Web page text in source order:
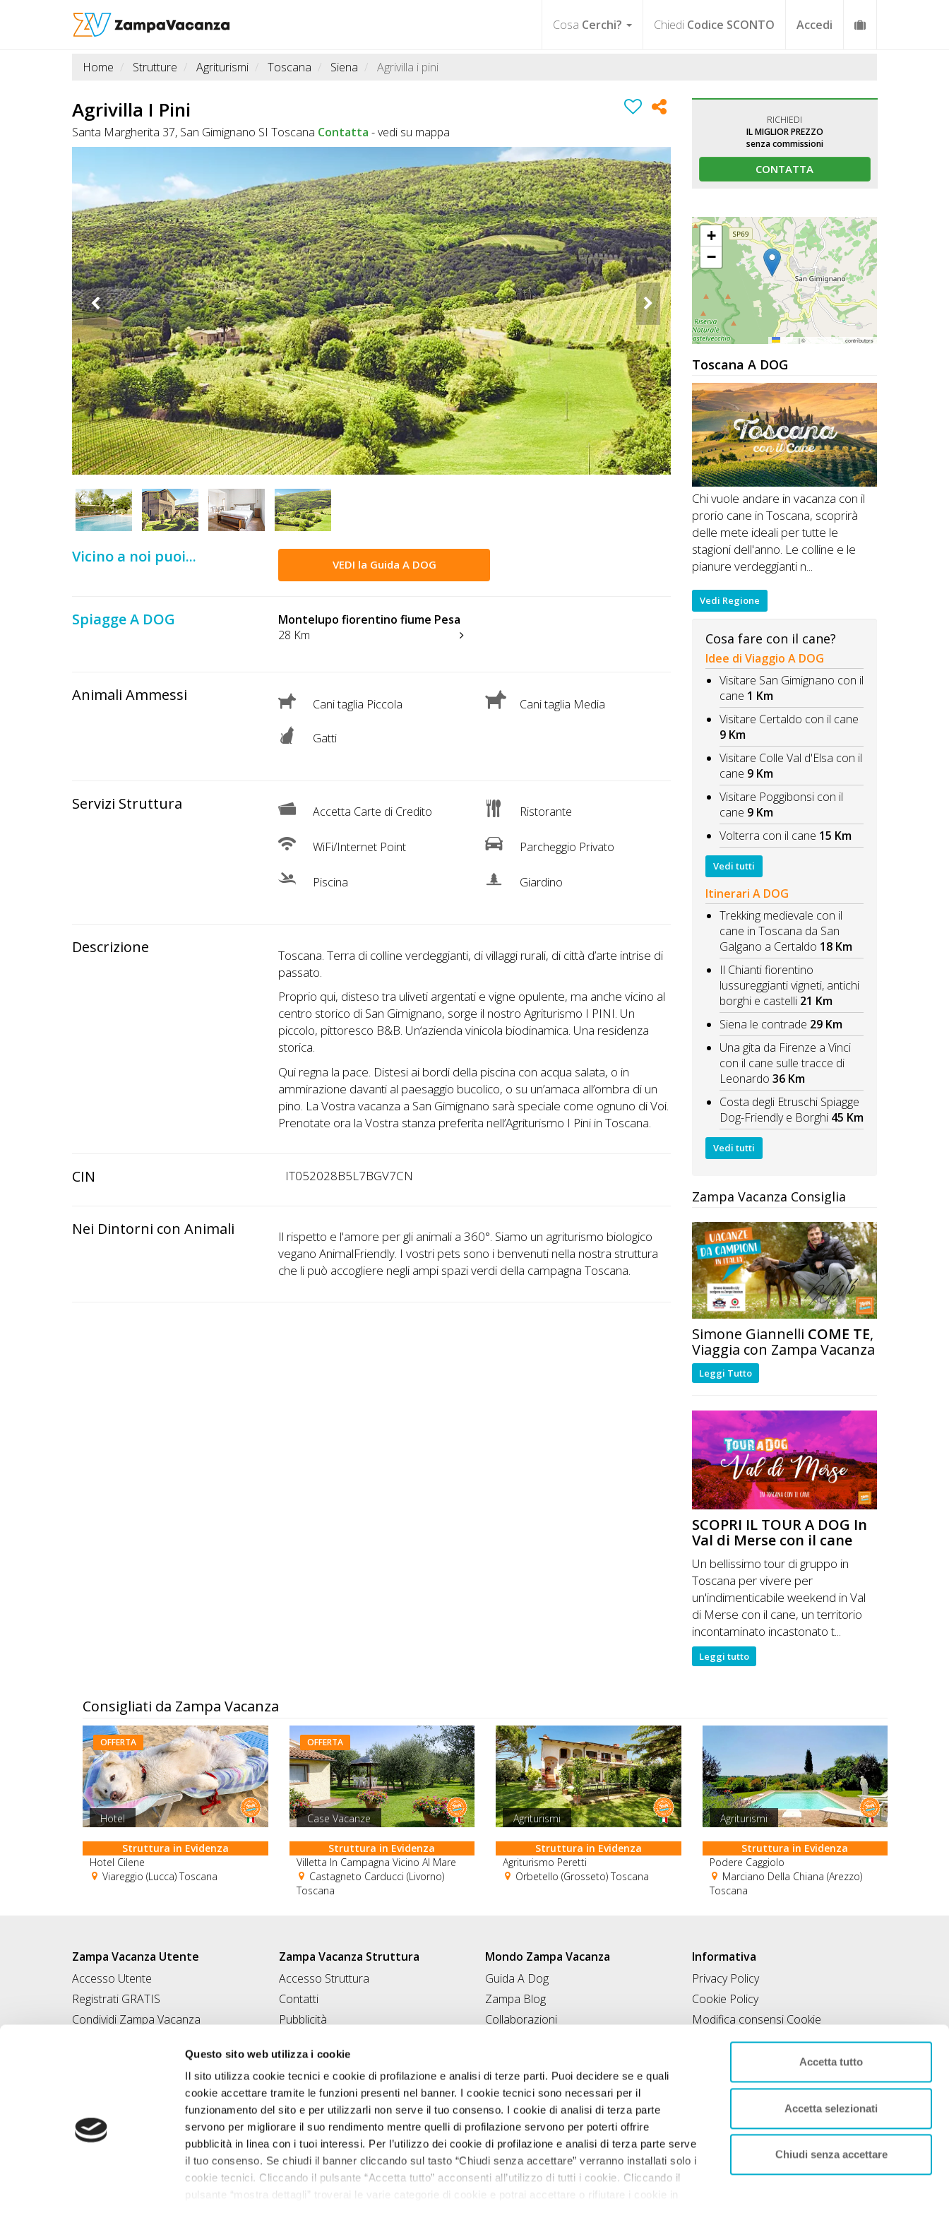
Questo sito web utilizza i cookie
Il sito utilizza cookie tecnici e cookie di profilazione e analisi di terze parti. Puoi decidere se e quali
cookie accettare tramite le funzioni presenti nel banner. I cookie tecnici sono necessari per il
funzionamento del sito e per utilizzarli non serve il tuo consenso. I cookie di analisi di terza parte
servono per migliorare il suo rendimento mentre quelli di profilazione servono per poterti offrire
pubblicità in linea con i tuoi interessi. Per l’utilizzo dei cookie di profilazione e analisi di terza parte serve
il tuo consenso. Se chiudi il banner cliccando sul tasto “Chiudi senza accettare” verranno installati solo i
cookie tecnici. Cliccando il pulsante “Accetta tutto” acconsenti all’utilizzo di tutti i cookie. Cliccando il
pulsante “mostra dettagli” troverai le varie categorie di cookie e potrai accettare o rifiutare i cookie in
Accetta tutto
Accetta selezionati
Chiudi senza accettare
Cosa Cerchi? Chiedi Codice SCONTO Accedi
STRUTTURE
LUOGHI
OFFERTE
CHIEDI
CODICE
SCONTO
Lavora
Home Strutture Agriturismi Toscana Siena Agrivilla i pini
Agrivilla I Pini
Santa Margherita 37, San Gimignano SI Toscana Contatta -vedi su mappa
Vicino a noi puoi... VEDI la Guida A DOG
Spiagge A DOG
Montelupo fiorentino fiume Pesa
28 Km
Animali Ammessi Cani taglia Piccola Cani taglia Media
Gatti
Servizi Struttura Accetta Carte di Credito Ristorante
WiFi/Internet Point Parcheggio Privato
Piscina Giardino
Descrizione
Toscana. Terra di colline verdeggianti, di villaggi rurali, di città d’arte intrise di
passato.
Proprio qui, disteso tra uliveti argentati e vigne opulente, ma anche vicino al
centro storico di San Gimignano, sorge il nostro Agriturismo I PINI. Un
piccolo, pittoresco B&B. Un‘azienda vinicola biodinamica. Una residenza
storica.
Qui regna la pace. Distesi ai bordi della piscina con acqua salata, o in
ammirazione davanti al paesaggio bucolico, o su un’amaca all’ombra di un
pino. La Vostra vacanza a San Gimignano sarà speciale come ognuno di Voi.
Prenotate ora la Vostra stanza preferita nell’Agriturismo I Pini in Toscana.
CIN IT052028B5L7BGV7CN
Nei Dintorni con Animali
Il rispetto e l'amore per gli animali a 360°. Siamo un agriturismo biologico
vegano AnimalFriendly. I vostri pets sono i benvenuti nella nostra struttura
che li può accogliere negli ampi spazi verdi della campagna Toscana.
RICHIEDI
IL MIGLIOR PREZZO
senza commissioni
CONTATTA
+
−
|© contributors
Toscana A DOG
Chi vuole andare in vacanza con il
prorio cane in Toscana, scoprirà
delle mete ideali per tutte le
stagioni dell'anno. Le colline e le
pianure verdeggianti n...
Vedi Regione
Cosa fare con il cane?
Idee di Viaggio A DOG
Visitare San Gimignano con il
cane 1 Km
Visitare Certaldo con il cane
9 Km
Visitare Colle Val d'Elsa con il
cane 9 Km
Visitare Poggibonsi con il
cane 9 Km
Volterra con il cane 15 Km
Vedi tutti
Itinerari A DOG
Trekking medievale con il
cane in Toscana da San
Galgano a Certaldo 18 Km
Il Chianti fiorentino
lussureggianti vigneti, antichi
borghi e castelli 21 Km
Siena le contrade 29 Km
Una gita da Firenze a Vinci
con il cane sulle tracce di
Leonardo 36 Km
Costa degli Etruschi Spiagge
Dog-Friendly e Borghi 45 Km
Vedi tutti
Zampa Vacanza Consiglia
Simone Giannelli COME TE,
Viaggia con Zampa Vacanza
Leggi Tutto
SCOPRI IL TOUR A DOG In
Val di Merse con il cane
Un bellissimo tour di gruppo in
Toscana per vivere per
un'indimenticabile weekend in Val
di Merse con il cane, un territorio
incontaminato incastonato t...
Leggi tutto
Consigliati da Zampa Vacanza
OFFERTA
Hotel
Struttura in Evidenza
Hotel Cilene
Viareggio (Lucca) Toscana
OFFERTA
Case Vacanze
Struttura in Evidenza
Villetta In Campagna Vicino Al Mare
Castagneto Carducci (Livorno)
Toscana
Agriturismi
Struttura in Evidenza
Agriturismo Peretti
Orbetello (Grosseto) Toscana
Agriturismi
Struttura in Evidenza
Podere Caggiolo
Marciano Della Chiana (Arezzo)
Toscana
Zampa Vacanza Utente
Accesso Utente
Registrati GRATIS
Condividi Zampa Vacanza
Zampa Vacanza Struttura
Accesso Struttura
Contatti
Pubblicità
Mondo Zampa Vacanza
Guida A Dog
Zampa Blog
Collaborazioni
Informativa
Privacy Policy
Cookie Policy
Modifica consensi Cookie
Condizioni di utilizzo
Contratto di inclusione